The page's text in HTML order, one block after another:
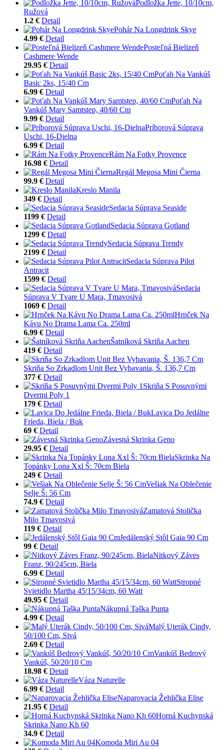
Podložka Jette, 10/10cm,
Ružová
1.2 € Detail
Pohár Na Longdrink Skye
4.99 € Detail
Posteľná Bielizeň
Cashmere Wende
29.95 € Detail
Poťah Na Vankúš
Basic 2ks, 15/40 Cm
6.99 € Detail
Poťah Na
Vankúš Mary Samtstep, 40/60 Cm
9.99 € Detail
Príborová Súprava
Uschi, 16-Dielna
6.99 € Detail
Rám Na Fotky Provence
16.98 € Detail
Regál Megosa Mini Čierna
99.9 € Detail
Kreslo Manila
349 € Detail
Sedacia Súprava Seaside
1199 € Detail
Sedacia Súprava Gotland
1299 € Detail
Sedacia Súprava Trendy
2199 € Detail
Sedacia Súprava Pilot
Antracit
1599 € Detail
Sedacia
Súprava V Tvare U Mara, Tmavosivá
1069 € Detail
Hrnček Na
Kávu No Drama Lama Ca. 250ml
6.99 € Detail
Šatníková Skriňa Aachen
419 € Detail
Skriňa So Zrkadlom Unit Bez Vybavania, Š. 136,7 Cm
377 € Detail
Skriňa S Posuvnými
Dvermi Poly 1
179 € Detail
Lavica Do Jedálne
Frieda, Biela / Buk
69 € Detail
Závesná Skrinka Geno
29.95 € Detail
Skrinka Na
Topánky Lona Xxl Š: 70cm Biela
249 € Detail
Vešiak Na Oblečenie
Selje Š: 56 Cm
74.9 € Detail
Zamatová Stolička
Milo Tmavosivá
119 € Detail
Jedálenský Stôl Gaia 90 Cm
99 € Detail
Nitkový Záves
Franz, 90/245cm, Biela
6.99 € Detail
Stropné
Svietidlo Martha 45/15/34cm, 60 Watt
49.95 € Detail
Nákupná Taška Punta
4.99 € Detail
Malý Uterák Cindy,
50/100 Cm, Sivá
2.69 € Detail
Vankúš Bedrový
Vankúš, 50/20/10 Cm
18.98 € Detail
Váza Naturelle
6.99 € Detail
Naparovacia Žehlička Elise
21.95 € Detail
Horná Kuchynská
Skrinka Nano Kh 60
34.9 € Detail
Komoda Miri Au 04